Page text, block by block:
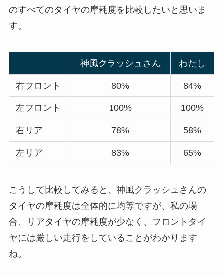
のすべてのタイヤの摩耗度を比較したいと思いま
す。
神風クラッシュさん わたし
右フロント 80% 84%
左フロント 100% 100%
右リア 78% 58%
左リア 83% 65%
こうして比較してみると、神風クラッシュさんの
タイヤの摩耗度は全体的に均等ですが、私の場
合、リアタイヤの摩耗度が少なく、フロントタイ
ヤには厳しい走行をしていることがわかります
ね。